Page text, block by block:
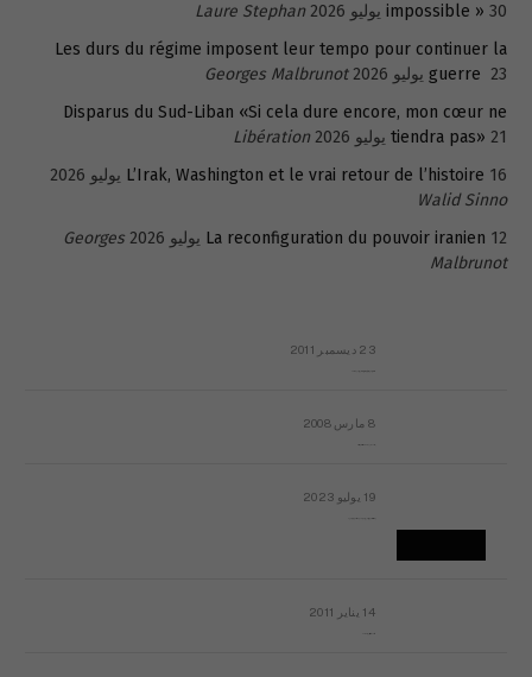
impossible » 30 يوليو 2026
Laure Stephan
Les durs du régime imposent leur tempo pour continuer la
guerre 23 يوليو 2026
Georges Malbrunot
Disparus du Sud-Liban «Si cela dure encore, mon cœur ne
tiendra pas» 21 يوليو 2026
Libération
L’Irak, Washington et le vrai retour de l’histoire 16 يوليو 2026
Walid Sinno
La reconfiguration du pouvoir iranien 12 يوليو 2026
Georges
Malbrunot
23 ديسمبر 2011
8 مارس 2008
19 يوليو 2023
14 يناير 2011